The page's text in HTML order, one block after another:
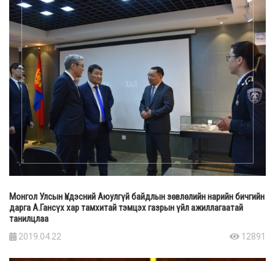
Монгол Улсын Үндэсний Аюулгүй байдлын зөвлөлийн нарийн бичгийн
дарга А.Гансүх хар тамхитай тэмцэх газрын үйл ажиллагаатай
танилцлаа
2019.04.22 12891